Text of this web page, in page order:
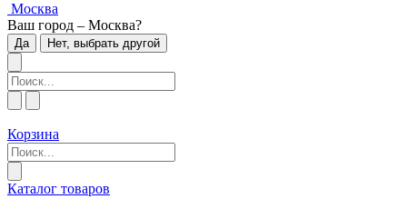
Москва
Ваш город – Москва?
Да Нет, выбрать другой
Корзина
Каталог товаров